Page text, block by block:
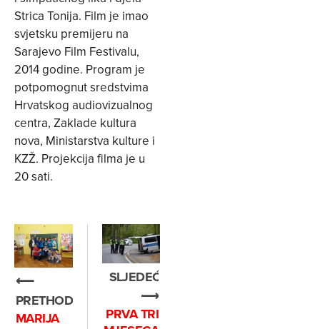
Strica Tonija. Film je imao
svjetsku premijeru na
Sarajevo Film Festivalu,
2014 godine. Program je
potpomognut sredstvima
Hrvatskog audiovizualnog
centra, Zaklade kultura
nova, Ministarstva kulture i
KZŽ. Projekcija filma je u
20 sati.
⟵
PRETHODNO
MARIJA
SLJEDEĆE
⟶
PRVA TRI